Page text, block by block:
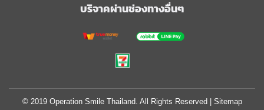
บริจาคผ่านช่องทางอื่นๆ
© 2019 Operation Smile Thailand. All Rights Reserved | Sitemap